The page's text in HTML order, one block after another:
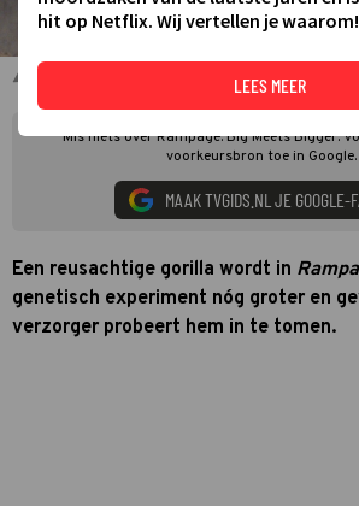
Rampage: Big Meets Bigger
Mis niets over Rampage: Big Meets Bigger.
voorkeursbron toe in Google.
MAAK TVGIDS.NL JE GOOGLE-
Een reusachtige gorilla wordt in
genetisch experiment nóg groter en
verzorger probeert hem in te tomen.
hit op Netflix. Wij vertellen je waarom!
LEES MEER